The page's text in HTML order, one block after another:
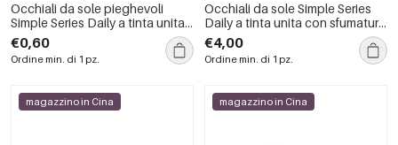
Occhiali da sole pieghevoli
Simple Series Daily a tinta unita
con stampa leopardata e
sfumatura di colore.
€0,60
Ordine min. di 1 pz.
Occhiali da sole Simple Series
Daily a tinta unita con sfumatura
di colore
€4,00
Ordine min. di 1 pz.
magazzino in Cina magazzino in Cina